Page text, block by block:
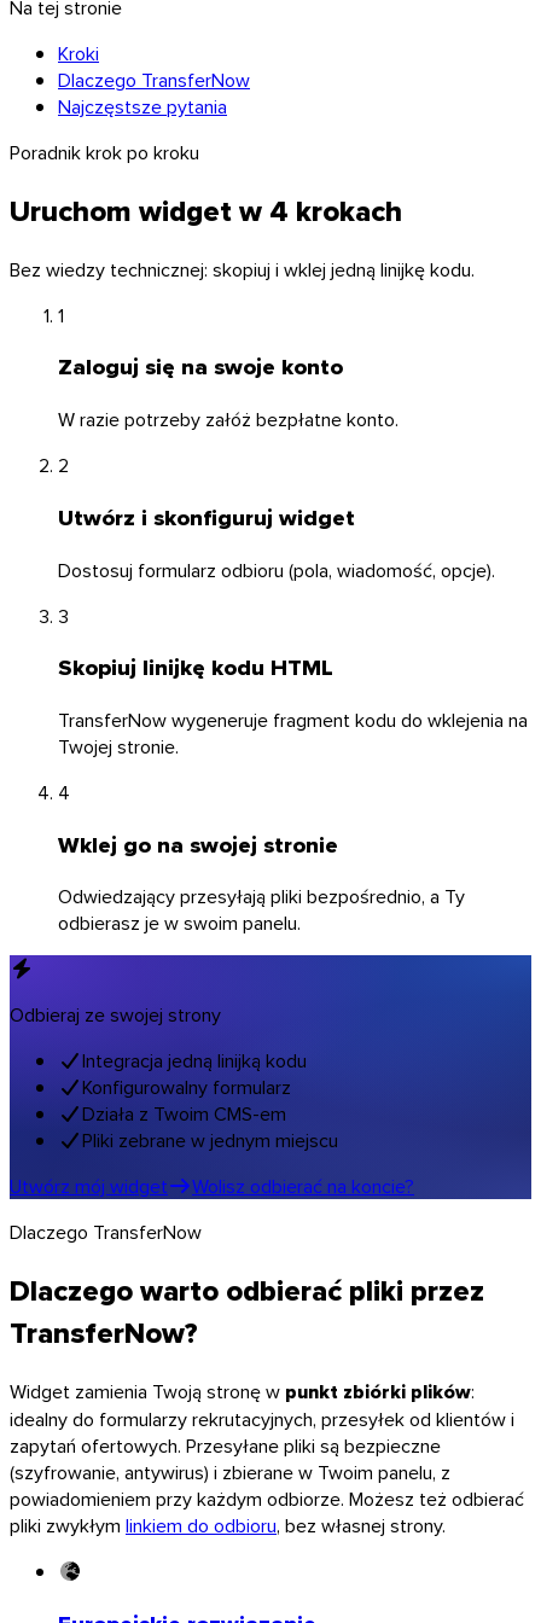
Na tej stronie
Kroki
Dlaczego TransferNow
Najczęstsze pytania
Poradnik krok po kroku
Uruchom widget w 4 krokach
Bez wiedzy technicznej: skopiuj i wklej jedną linijkę kodu.
1
Zaloguj się na swoje konto
W razie potrzeby załóż bezpłatne konto.
2
Utwórz i skonfiguruj widget
Dostosuj formularz odbioru (pola, wiadomość, opcje).
3
Skopiuj linijkę kodu HTML
TransferNow wygeneruje fragment kodu do wklejenia na
Twojej stronie.
4
Wklej go na swojej stronie
Odwiedzający przesyłają pliki bezpośrednio, a Ty
odbierasz je w swoim panelu.
Odbieraj ze swojej strony
Integracja jedną linijką kodu
Konfigurowalny formularz
Działa z Twoim CMS-em
Pliki zebrane w jednym miejscu
Utwórz mój widget
Wolisz odbierać na koncie?
Dlaczego TransferNow
Dlaczego warto odbierać pliki przez
TransferNow?
Widget zamienia Twoją stronę w punkt zbiórki plików:
idealny do formularzy rekrutacyjnych, przesyłek od klientów i
zapytań ofertowych. Przesyłane pliki są bezpieczne
(szyfrowanie, antywirus) i zbierane w Twoim panelu, z
powiadomieniem przy każdym odbiorze. Możesz też odbierać
pliki zwykłym linkiem do odbioru, bez własnej strony.